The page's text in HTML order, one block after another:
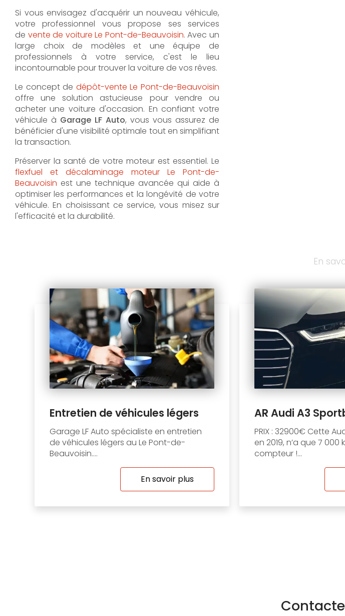
Si vous envisagez d'acquérir un nouveau véhicule,
votre professionnel vous propose ses services
de vente de voiture Le Pont-de-Beauvoisin. Avec un
large choix de modèles et une équipe de
professionnels à votre service, c'est le lieu
incontournable pour trouver la voiture de vos rêves.
Le concept de dépôt-vente Le Pont-de-Beauvoisin
offre une solution astucieuse pour vendre ou
acheter une voiture d'occasion. En confiant votre
véhicule à Garage LF Auto, vous vous assurez de
bénéficier d'une visibilité optimale tout en simplifiant
la transaction.
Préserver la santé de votre moteur est essentiel. Le
flexfuel et décalaminage moteur Le Pont-de-
Beauvoisin est une technique avancée qui aide à
optimiser les performances et la longévité de votre
véhicule. En choisissant ce service, vous misez sur
l'efficacité et la durabilité.
En
Entretien de véhicules légers
Garage LF Auto spécialiste en entretien
de véhicules légers au Le Pont-de-
Beauvoisin....
En savoir plus
AR Audi A3
PRIX : 32900€ Cette
en 2019, n’a que 7 000
compteur !...